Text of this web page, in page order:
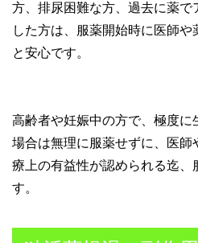
方、排尿困難な方、過去に薬で
した方は、服薬開始時に医師や
と安心です。
高齢者や妊娠中の方で、極度に
場合は無理に服薬せずに、医
療上の有益性が認められる迄、
す。